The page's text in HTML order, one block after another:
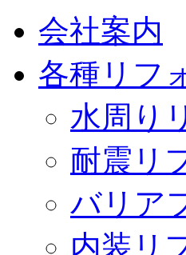
会社案内
各種リフ
水周り
耐震リ
バリア
内装リ